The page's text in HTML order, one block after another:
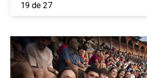
19 de 27